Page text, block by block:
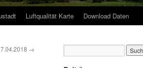
Luftqualität Karte Download Daten
→